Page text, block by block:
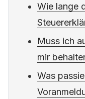
Wie lange
Muss ich
mir
Was